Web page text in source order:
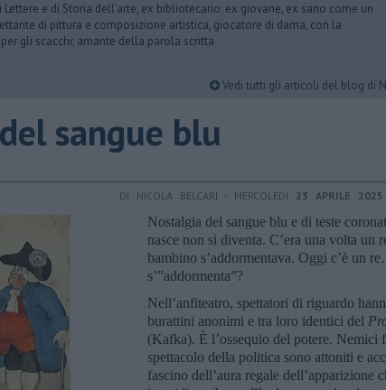
Lettere e di Storia dell’arte, ex bibliotecario; ex giovane, ex sano come un
di pittura e composizione artistica, giocatore di dama, con la
gli scacchi; amante della parola scritta
Vedi tutti gli articoli del blog di
sangue blu
DI NICOLA BELCARI - MERCOLEDÌ 23 APRILE 2025
Nostalgia del sangue blu e di teste
nasce non si diventa. C’era una volta un
bambino s’addormentava. Oggi c’è un
s’”addormenta”?
Nell’anfiteatro, spettatori di riguardo
burattini anonimi e tra loro identici del
(Kafka). È l’ossequio del potere. Nemici
spettacolo della politica sono attoniti e
fascino dell’aura regale dell’apparizione